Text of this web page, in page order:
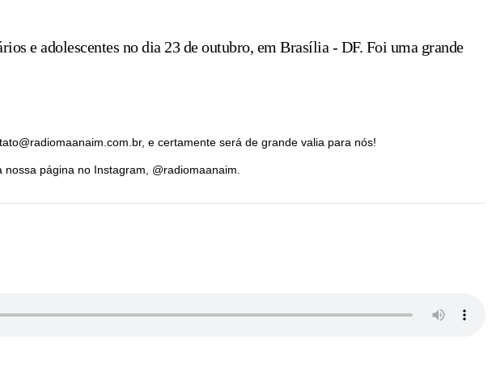
e adolescentes no dia 23 de outubro, em Brasília - DF. Foi uma grande
e certamente será de grande valia para nós!
página no Instagram, @radiomaanaim.